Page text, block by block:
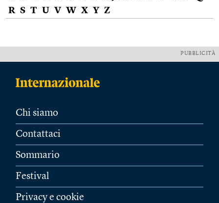
R S T U V W X Y Z
PUBBLICITÀ
Chi siamo
Contattaci
Sommario
Festival
Privacy e cookie